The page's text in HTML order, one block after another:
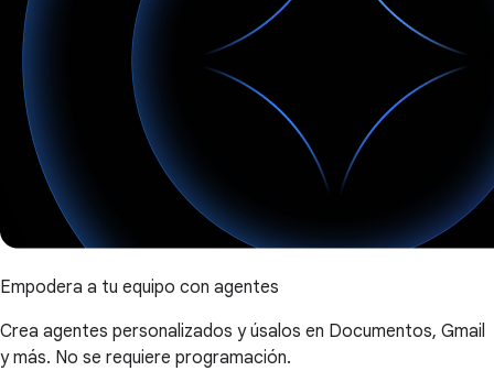
Empodera a tu equipo con agentes
Crea agentes personalizados y úsalos en Documentos, Gmail
y más. No se requiere programación.